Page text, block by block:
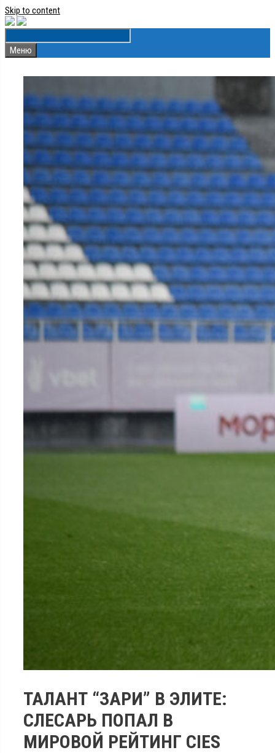
Skip to content
Меню
ТАЛАНТ “ЗАРИ” В ЭЛИТЕ:
CЛЕСАРЬ ПОПАЛ В
МИРОВОЙ РЕЙТИНГ CIES